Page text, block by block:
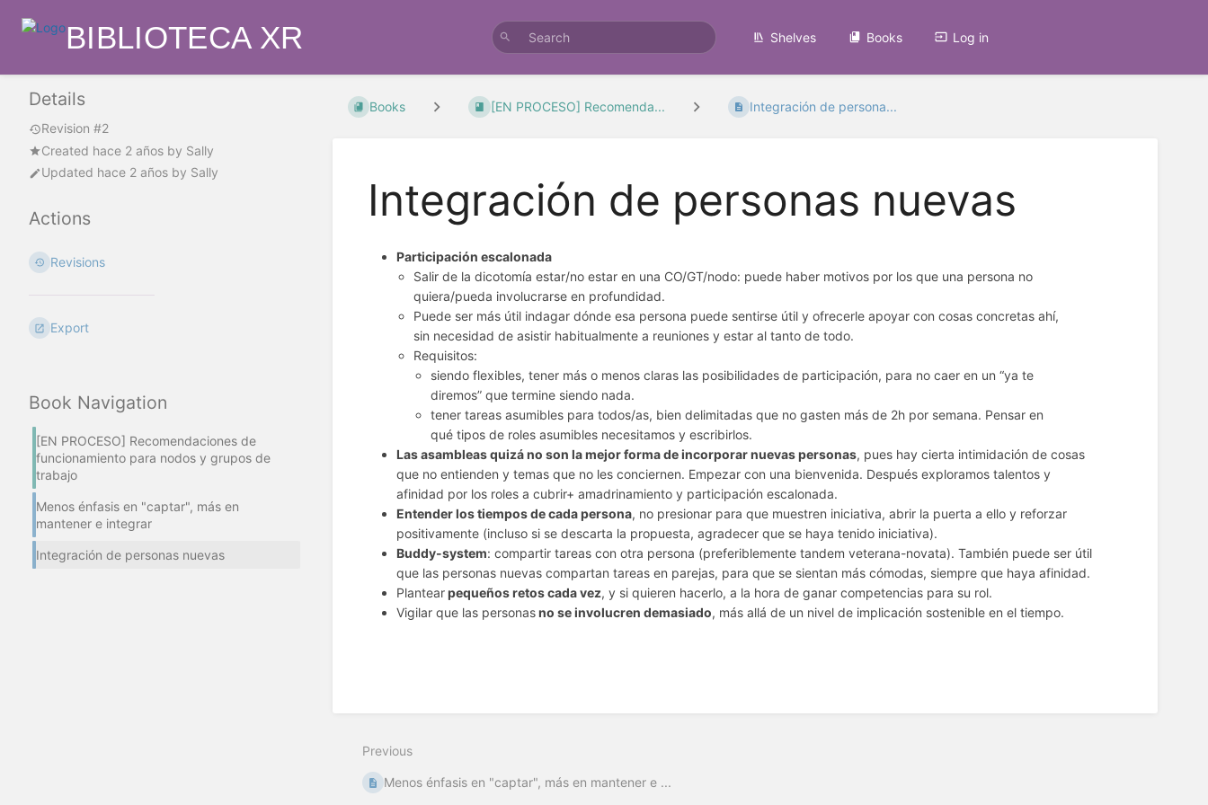
BIBLIOTECA XR Shelves Books Log in
Book Navigation
[EN PROCESO] Recomendaciones de
funcionamiento para nodos y grupos de
trabajo
Menos énfasis en "captar", más en
mantener e integrar
Integración de personas nuevas
Books [EN PROCESO] Recomenda... Integración de persona...
Integración de personas nuevas
Participación escalonada
Salir de la dicotomía estar/no estar en una CO/GT/nodo: puede haber motivos por los que una persona no
quiera/pueda involucrarse en profundidad.
Puede ser más útil indagar dónde esa persona puede sentirse útil y ofrecerle apoyar con cosas concretas ahí,
sin necesidad de asistir habitualmente a reuniones y estar al tanto de todo.
Requisitos:
siendo flexibles, tener más o menos claras las posibilidades de participación, para no caer en un “ya te
diremos” que termine siendo nada.
tener tareas asumibles para todos/as, bien delimitadas que no gasten más de 2h por semana. Pensar en
qué tipos de roles asumibles necesitamos y escribirlos.
Las asambleas quizá no son la mejor forma de incorporar nuevas personas, pues hay cierta intimidación de cosas
que no entienden y temas que no les conciernen. Empezar con una bienvenida. Después exploramos talentos y
afinidad por los roles a cubrir+ amadrinamiento y participación escalonada.
Entender los tiempos de cada persona, no presionar para que muestren iniciativa, abrir la puerta a ello y reforzar
positivamente (incluso si se descarta la propuesta, agradecer que se haya tenido iniciativa).
Buddy-system: compartir tareas con otra persona (preferiblemente tandem veterana-novata). También puede ser útil
que las personas nuevas compartan tareas en parejas, para que se sientan más cómodas, siempre que haya afinidad.
Plantearpequeños retos cada vez, y si quieren hacerlo, a la hora de ganar competencias para su rol.
Vigilar que las personasno se involucren demasiado, más allá de un nivel de implicación sostenible en el tiempo.
Previous
Menos énfasis en "captar", más en mantener e ...
Details
Revision #2
Created hace 2 años by Sally
Updated hace 2 años by Sally
Actions
Revisions
Export